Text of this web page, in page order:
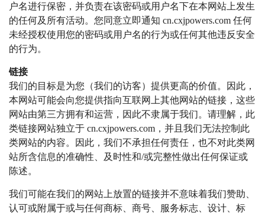
户名进行保密，并负责在该密码或用户名下在本网站上发生
的任何及所有活动。您同意立即通知 cn.cxjpowers.com 任何
未经授权使用您的密码或用户名的行为或任何其他违反安全
的行为。
链接
我们的目标是为您（我们的访客）提供更高的价值。因此，
本网站可能会向您提供指向互联网上其他网站的链接，这些
网站由第三方拥有和运营，因此不隶属于我们。请理解，此
类链接网站独立于 cn.cxjpowers.com，并且我们无法控制此
类网站的内容。因此，我们不承担任何责任，也不对此类网
站所含信息的准确性、及时性和/或完整性做出任何保证或
陈述。
我们可能在我们的网站上放置的链接并不意味着我们赞助、
认可或附属于或与任何商标、商号、服务标志、设计、标